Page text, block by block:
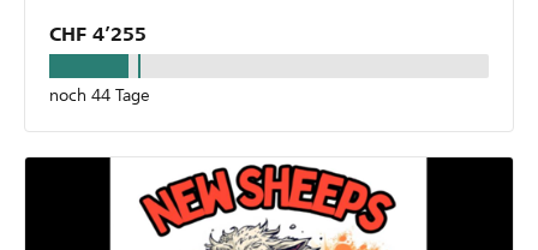
CHF 4’255
noch 44 Tage